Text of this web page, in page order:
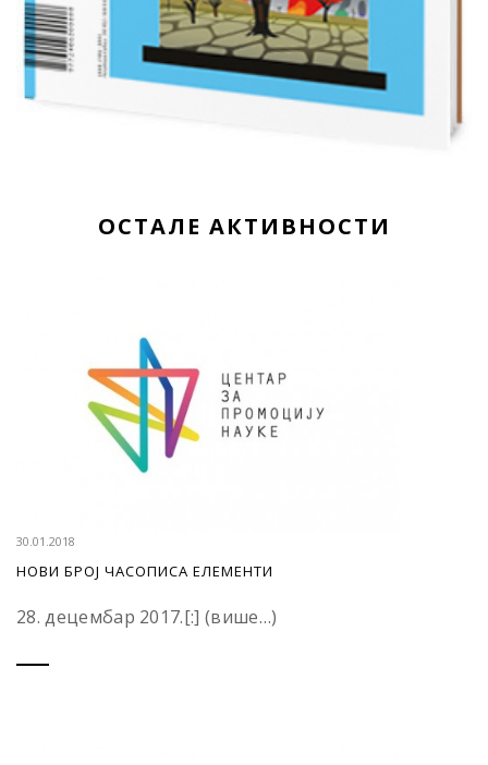
ОСТАЛЕ АКТИВНОСТИ
30.01.2018
НОВИ БРОЈ ЧАСОПИСА ЕЛЕМЕНТИ
28. децембар 2017.[:] (више…)